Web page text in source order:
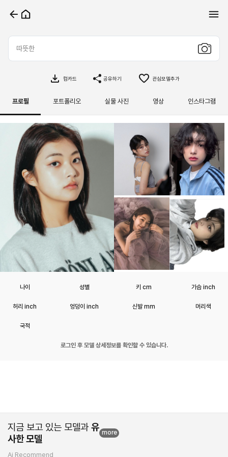
컴카드 공유하기 관심모델추가
프로필 포트폴리오 실물 사진 영상 인스타그램
나이 성별 키 cm 가슴 inch
허리 inch 엉덩이 inch 신발 mm 머리색
국적
로그인 후 모델 상세정보를 확인할 수 있습니다.
지금 보고 있는 모델과 유
사한 모델
more
Ai Recommend